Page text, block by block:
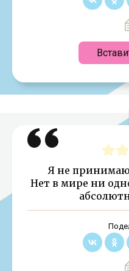
Я не
Нет в мире ни